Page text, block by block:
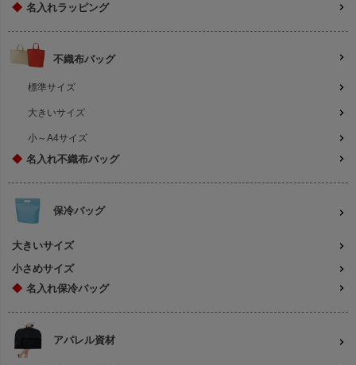
◆ 名入れラッピング
不織布バッグ
標準サイズ
大きいサイズ
小～A4サイズ
◆ 名入れ不織布バッグ
保冷バッグ
大きいサイズ
小さめサイズ
◆ 名入れ保冷バッグ
アパレル資材